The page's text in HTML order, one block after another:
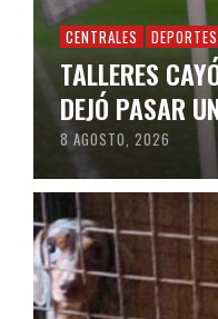
CENTRALES DEPORTES
TALLERES
DEJÓ PASAR
8 AGOSTO, 2026